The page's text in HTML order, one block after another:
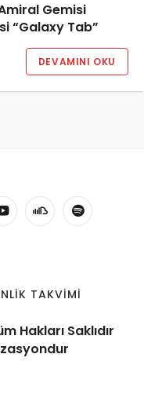
Gemisi
“Galaxy Tab”
DEVAMINI OKU
TAKVIMI
Hakları Saklıdır